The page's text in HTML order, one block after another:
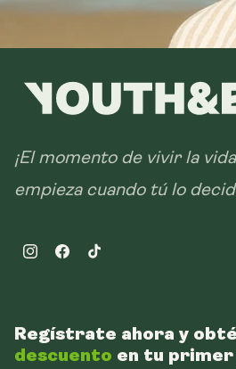
¡El momento de vivir la
empieza cuando tú lo
InstagramFacebookTikTok
Regístrate ahora y
descuento en tu primer